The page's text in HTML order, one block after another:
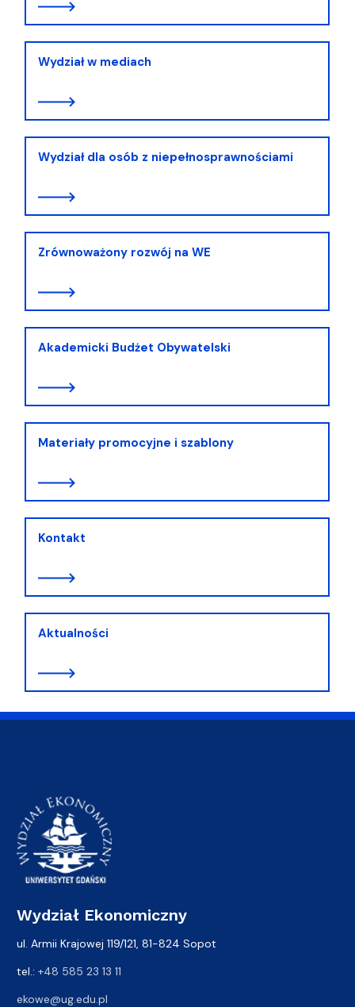
Wydział w mediach
Wydział dla osób z niepełnosprawnościami
Zrównoważony rozwój na WE
Akademicki Budżet Obywatelski
Materiały promocyjne i szablony
Kontakt
Aktualności
Wydział Ekonomiczny
ul. Armii Krajowej 119/121, 81-824 Sopot
tel.: +48 585 23 13 11
ekowe@ug.edu.pl